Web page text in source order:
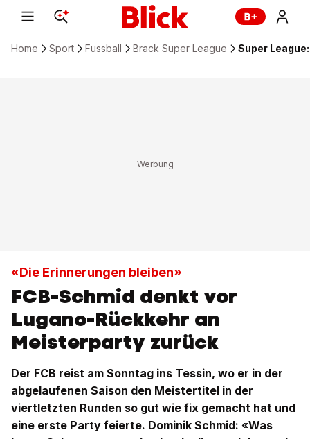
Home Sport Fussball Brack Super League Super
«Die Erinnerungen bleiben»
FCB-Schmid denkt vor
Lugano-Rückkehr an
Meisterparty zurück
Der FCB reist am Sonntag ins Tessin, wo er in der
abgelaufenen Saison den Meistertitel in der
viertletzten Runden so gut wie fix gemacht hat und
eine erste Party feierte. Dominik Schmid: «Was